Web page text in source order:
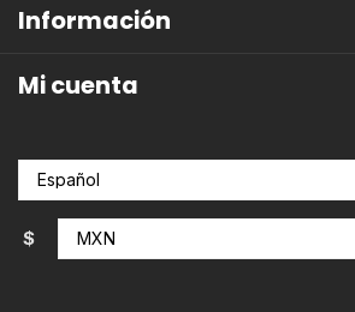
Información
Mi cuenta
$